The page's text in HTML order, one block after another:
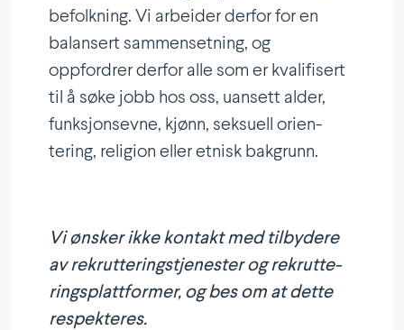
befolkning. Vi arbeider derfor for en
balansert sammen­setning, og
oppfordrer derfor alle som er kvali­fisert
til å søke jobb hos oss, uansett alder,
funksjonsevne, kjønn, seksuell orien­
tering, religion eller etnisk bakgrunn.
Vi ønsker ikke kontakt med tilbydere
av rekrut­te­rings­tje­nester og rekrut­te­
rings­platt­former, og bes om at dette
respekteres.